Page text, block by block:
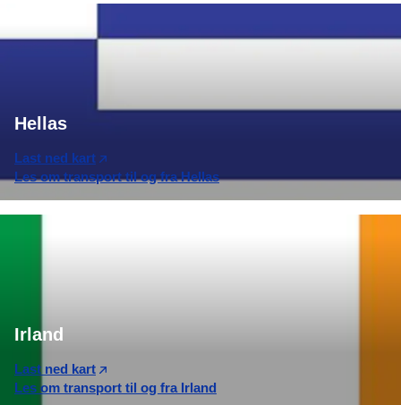
Hellas
Last ned kart
Les om transport til og fra Hellas
Irland
Last ned kart
Les om transport til og fra Irland